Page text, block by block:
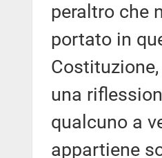
peraltro che
portato in
una
qualcuno a
appartiene